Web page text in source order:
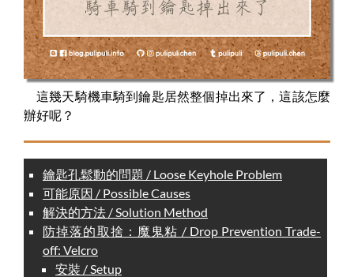
這幾天騎機車騎到鑰匙居然整個掉出來了，這該怎麼
辦好呢？
鑰匙孔鬆動的問題 / Loose Keyhole Problem
可能原因 / Possible Causes
解決的方法 / Solution Method
防掉落的取捨：魔鬼粘 / Drop Prevention Trade-
off: Velcro
安裝 / Setup